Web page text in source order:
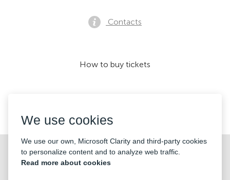
©2026 «KONTRAMARKA OÜ» All Rights Reserved
Contacts
How to buy tickets
We use cookies
We use our own, Microsoft Clarity and third-party cookies
to personalize content and to analyze web traffic.
Read more about cookies